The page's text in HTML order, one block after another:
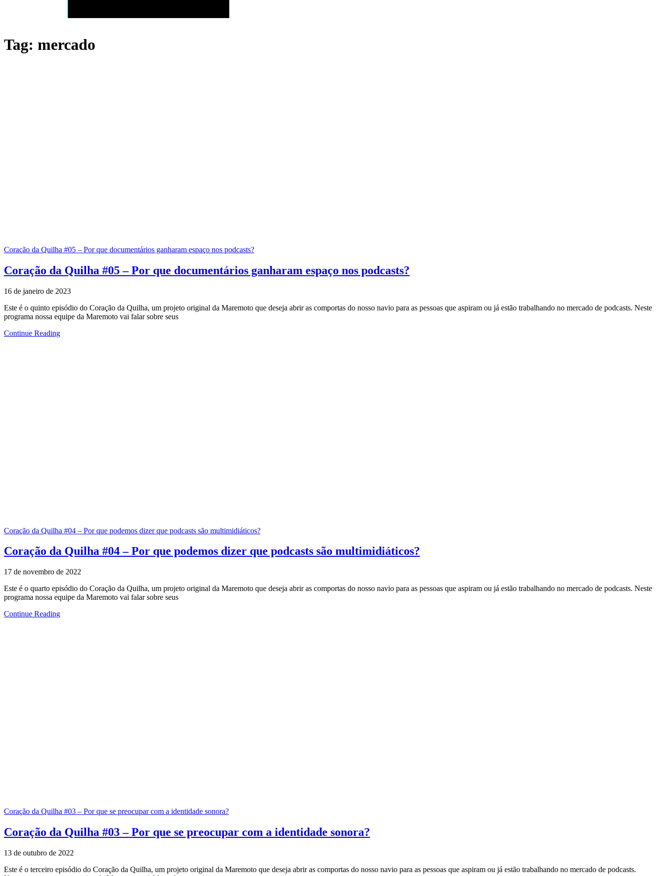
Tag: mercado
Coração da Quilha #05 – Por que documentários ganharam espaço nos podcasts?
Coração da Quilha #05 – Por que documentários ganharam espaço nos podcasts?
16 de janeiro de 2023
Este é o quinto episódio do Coração da Quilha, um projeto original da Maremoto que deseja abrir as comportas do nosso navio para as pessoas que aspiram ou já estão trabalhando no mercado de podcasts. Neste
programa nossa equipe da Maremoto vai falar sobre seus
Continue Reading
Coração da Quilha #04 – Por que podemos dizer que podcasts são multimidiáticos?
Coração da Quilha #04 – Por que podemos dizer que podcasts são multimidiáticos?
17 de novembro de 2022
Este é o quarto episódio do Coração da Quilha, um projeto original da Maremoto que deseja abrir as comportas do nosso navio para as pessoas que aspiram ou já estão trabalhando no mercado de podcasts. Neste
programa nossa equipe da Maremoto vai falar sobre seus
Continue Reading
Coração da Quilha #03 – Por que se preocupar com a identidade sonora?
Coração da Quilha #03 – Por que se preocupar com a identidade sonora?
13 de outubro de 2022
Este é o terceiro episódio do Coração da Quilha, um projeto original da Maremoto que deseja abrir as comportas do nosso navio para as pessoas que aspiram ou já estão trabalhando no mercado de podcasts.